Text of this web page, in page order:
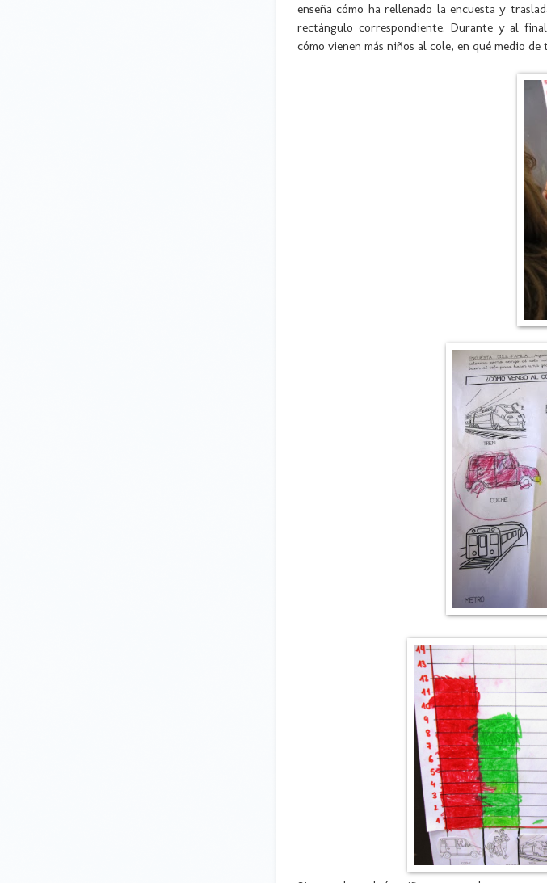
enseña cómo ha rellenado la encuesta y
rectángulo correspondiente. Durante y al
cómo vienen más niños al cole, en qué medio